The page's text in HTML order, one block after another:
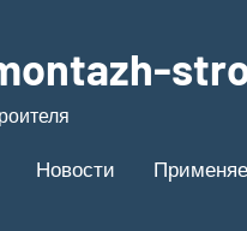
Новости